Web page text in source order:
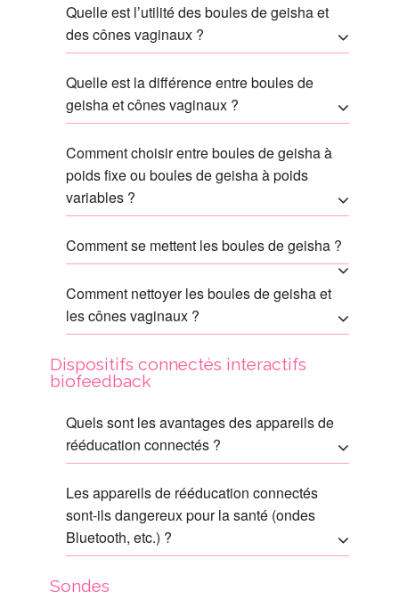
Quelle est l’utilité des boules de geisha et
des cônes vaginaux ?
Quelle est la différence entre boules de
geisha et cônes vaginaux ?
Comment choisir entre boules de geisha à
poids fixe ou boules de geisha à poids
variables ?
Comment se mettent les boules de geisha ?
Comment nettoyer les boules de geisha et
les cônes vaginaux ?
Dispositifs connectés interactifs
biofeedback
Quels sont les avantages des appareils de
rééducation connectés ?
Les appareils de rééducation connectés
sont-ils dangereux pour la santé (ondes
Bluetooth, etc.) ?
Sondes